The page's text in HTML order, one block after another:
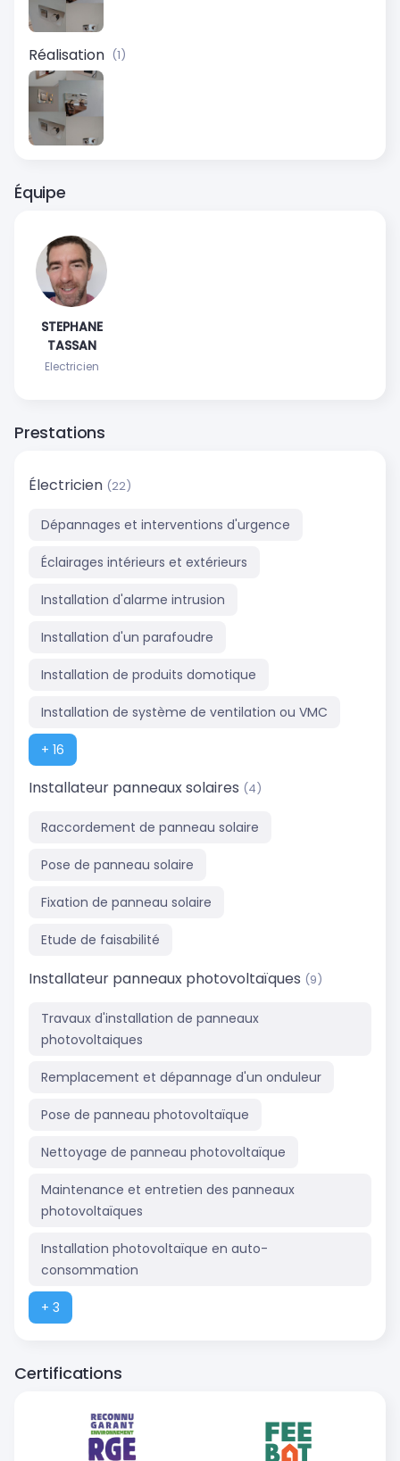
Réalisation (1)
Équipe
STEPHANE
TASSAN
Electricien
Prestations
Électricien (22)
Dépannages et interventions d'urgence
Éclairages intérieurs et extérieurs
Installation d'alarme intrusion
Installation d'un parafoudre
Installation de produits domotique
Installation de système de ventilation ou VMC
+ 16
Installateur panneaux solaires (4)
Raccordement de panneau solaire
Pose de panneau solaire
Fixation de panneau solaire
Etude de faisabilité
Installateur panneaux photovoltaïques (9)
Travaux d'installation de panneaux
photovoltaiques
Remplacement et dépannage d'un onduleur
Pose de panneau photovoltaïque
Nettoyage de panneau photovoltaïque
Maintenance et entretien des panneaux
photovoltaïques
Installation photovoltaïque en auto-
consommation
+ 3
Certifications